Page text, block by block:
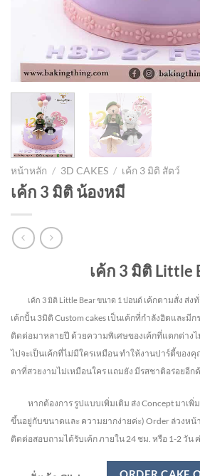
หน้าหลัก / 3D CAKES / เค้ก 3 มิติ สัตว์
เค้ก 3 มิติ น้องหมี
เค้ก 3 มิติ Little
เค้ก 3 มิติ Little Bearขนาด 1 ปอนด์ เค้กตามสั่ง ส่ง
เค้กปั้น 3มิติ Custom cakes เป็นเค้กที่กำลังฮิตและมี
ติดต่อมาหลายปี ด้วยความพิเศษของเค้กที่แตกต่างไ
ไปจะเป็นเค้กที่ไม่มีใครเหมือน ทำให้งานปาร์ตี้ของ
ตาที่สวยงามไม่เหมือนใคร แถมยัง มีรสชาติอร่อยอีก
หากต้องการ รูปแบบเพิ่มเติม ส่ง Concept มาเพิ่ม
ขึ้นอยู่กับขนาดและ ความยากง่ายค่ะ) Order ล่วงหน้
ติดต่อสอบถามได้รับเค้ก ภายใน 24 ชม. หรือ 1-2 วัน